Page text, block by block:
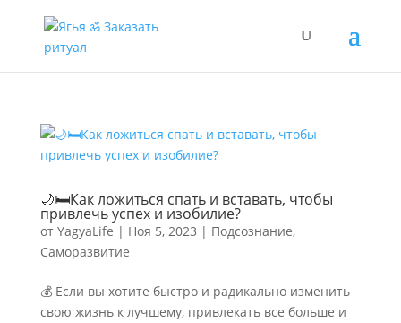
🌙🛏️Как ложиться спать и вставать, чтобы
привлечь успех и изобилие?
от YagyaLife | Ноя 5, 2023 | Подсознание,
Саморазвитие
💰 Если вы хотите быстро и радикально изменить
свою жизнь к лучшему, привлекать все больше и